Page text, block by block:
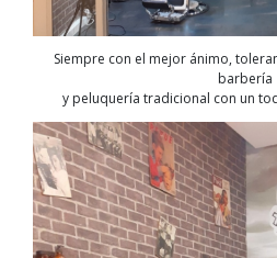
Siempre con el mejor ánimo,
barbería
y peluquería tradicional con un